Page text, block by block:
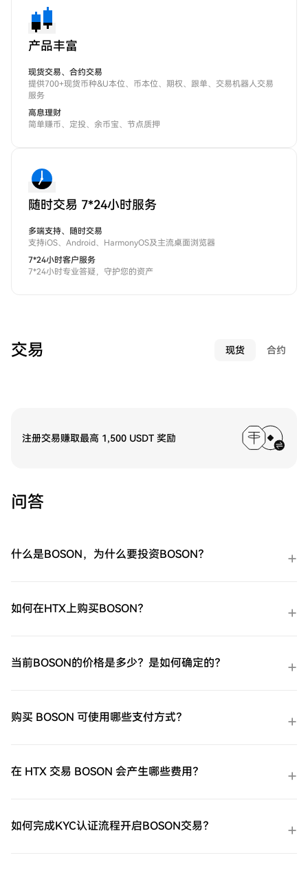
产品丰富
现货交易、合约交易
提供700+现货币种&U本位、币本位、期权、跟单、交易机器人交易
服务
高息理财
简单赚币、定投、余币宝、节点质押
随时交易 7*24小时服务
多端支持、随时交易
支持iOS、Android、HarmonyOS及主流桌面浏览器
7*24小时客户服务
7*24小时专业答疑，守护您的资产
交易 现货 合约
注册交易赚取最高 1,500 USDT 奖励
问答
什么是BOSON，为什么要投资BOSON？
如何在HTX上购买BOSON？
当前BOSON的价格是多少？是如何确定的？
购买 BOSON 可使用哪些支付方式？
在 HTX 交易 BOSON 会产生哪些费用？
如何完成KYC认证流程开启BOSON交易？